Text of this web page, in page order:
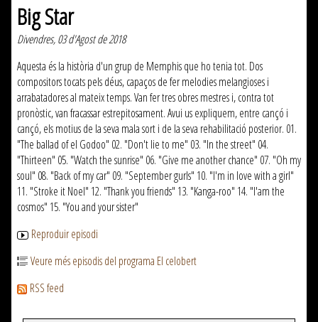
Big Star
Divendres, 03 d'Agost de 2018
Aquesta és la història d'un grup de Memphis que ho tenia tot. Dos
compositors tocats pels déus, capaços de fer melodies melangioses i
arrabatadores al mateix temps. Van fer tres obres mestres i, contra tot
pronòstic, van fracassar estrepitosament. Avui us expliquem, entre cançó i
cançó, els motius de la seva mala sort i de la seva rehabilitació posterior. 01.
"The ballad of el Godoo" 02. "Don't lie to me" 03. "In the street" 04.
"Thirteen" 05. "Watch the sunrise" 06. "Give me another chance" 07. "Oh my
soul" 08. "Back of my car" 09. "September gurls" 10. "I'm in love with a girl"
11. "Stroke it Noel" 12. "Thank you friends" 13. "Kanga-roo" 14. "I'am the
cosmos" 15. "You and your sister"
Reproduir episodi
Veure més episodis del programa El celobert
RSS feed